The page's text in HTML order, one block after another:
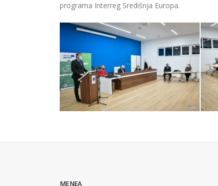
programa Interreg Središnja Europa.
MENEA